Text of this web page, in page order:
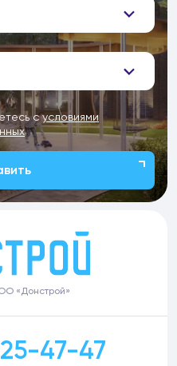
сусловиями
«Донстрой»
47-47